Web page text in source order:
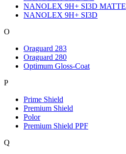
NANOLEX 9H+ SI3D MATTE
NANOLEX 9H+ SI3D
O
Oraguard 283
Oraguard 280
Optimum Gloss-Coat
P
Prime Shield
Premium Shield
Polor
Premium Shield PPF
Q